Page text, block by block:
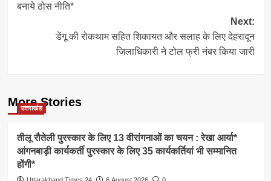
बनाये ठोस नीति*
Next:
डेंगू की रोकथाम सहित शिकायत और सलाह के लिए देहरादून
जिलाधिकारी ने टोल फ्री नंबर किया जारी
More Stories
उत्तराखंड
तीलू रौतेली पुरस्कार के लिए 13 वीरांगनाओं का चयन : रेखा आर्या*
आंगनबाड़ी कार्यकर्ती पुरस्कार के लिए 35 कार्यकर्तियां भी सम्मानित
होंगी*